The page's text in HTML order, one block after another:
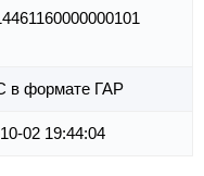
в формате ГАР
02 19:44:04